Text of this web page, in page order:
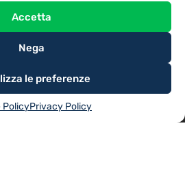
Accetta
Nega
le preferenze
PolicyPrivacy Policy